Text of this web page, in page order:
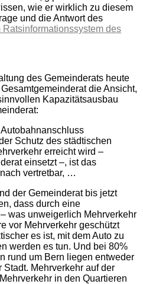
wie er wirklich zu diesem
und die Antwort des
Ratsinformationssystem des
des Gemeinderats heute
die Ansicht,
Kapazitätsausbau
Schutz des städtischen
erreicht wird –
einsetzt –, ist das
vertretbar, …
der Gemeinderat bis jetzt
dass durch eine
was unweigerlich Mehrverkehr
vor Mehrverkehr geschützt
es ist, mit dem Auto zu
werden es tun. Und bei 80%
rund um Bern liegen entweder
Mehrverkehr auf der
in den Quartieren